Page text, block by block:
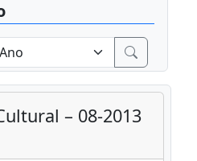
– 08-2013